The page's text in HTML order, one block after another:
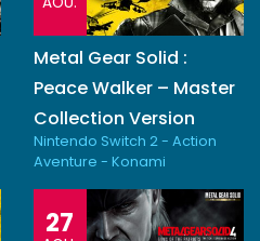
Metal Gear Solid :
Peace Walker – Master
Collection Version
Nintendo Switch 2 - Action
Aventure - Konami
27